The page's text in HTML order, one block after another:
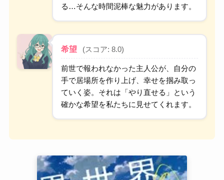
る…そんな時間泥棒な魅力があります。
希望 (スコア: 8.0)
前世で報われなかった主人公が、自分の
手で居場所を作り上げ、幸せを掴み取っ
ていく姿。それは「やり直せる」という
確かな希望を私たちに見せてくれます。